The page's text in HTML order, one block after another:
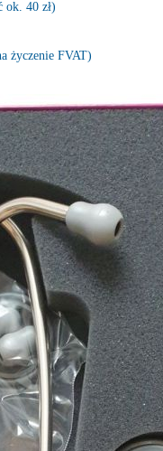
ok. 40 zł)
życzenie FVAT)